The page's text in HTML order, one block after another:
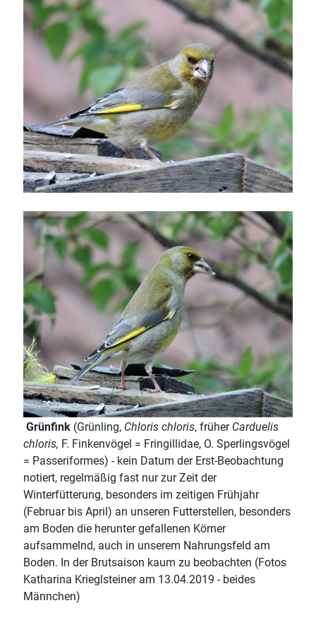
Grünfink (Grünling, Chloris chloris, früher Carduelis
chloris, F. Finkenvögel = Fringillidae, O. Sperlingsvögel
= Passeriformes) - kein Datum der Erst-Beobachtung
notiert, regelmäßig fast nur zur Zeit der
Winterfütterung, besonders im zeitigen Frühjahr
(Februar bis April) an unseren Futterstellen, besonders
am Boden die herunter gefallenen Körner
aufsammelnd, auch in unserem Nahrungsfeld am
Boden. In der Brutsaison kaum zu beobachten (Fotos
Katharina Krieglsteiner am 13.04.2019 - beides
Männchen)